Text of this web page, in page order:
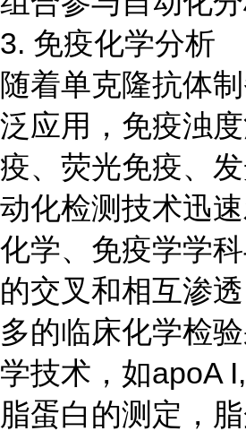
3. 免疫化学分析
随着单克隆抗体
泛应用，免疫浊
疫、荧光免疫、
动化检测技术迅
化学、免疫学学
的交叉和相互渗
多的临床化学检
学技术，如apoA
脂蛋白的测定，脂